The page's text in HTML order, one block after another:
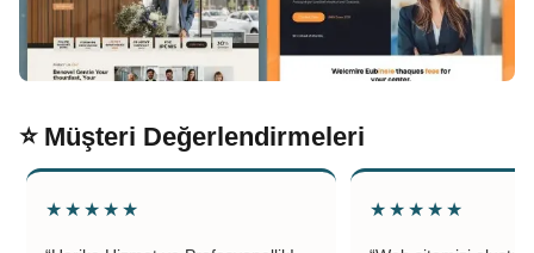
⭐ Müşteri Değerlendirmeleri
★★★★★ ★★★★★